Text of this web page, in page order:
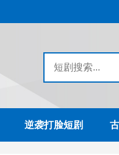
逆袭打脸短剧